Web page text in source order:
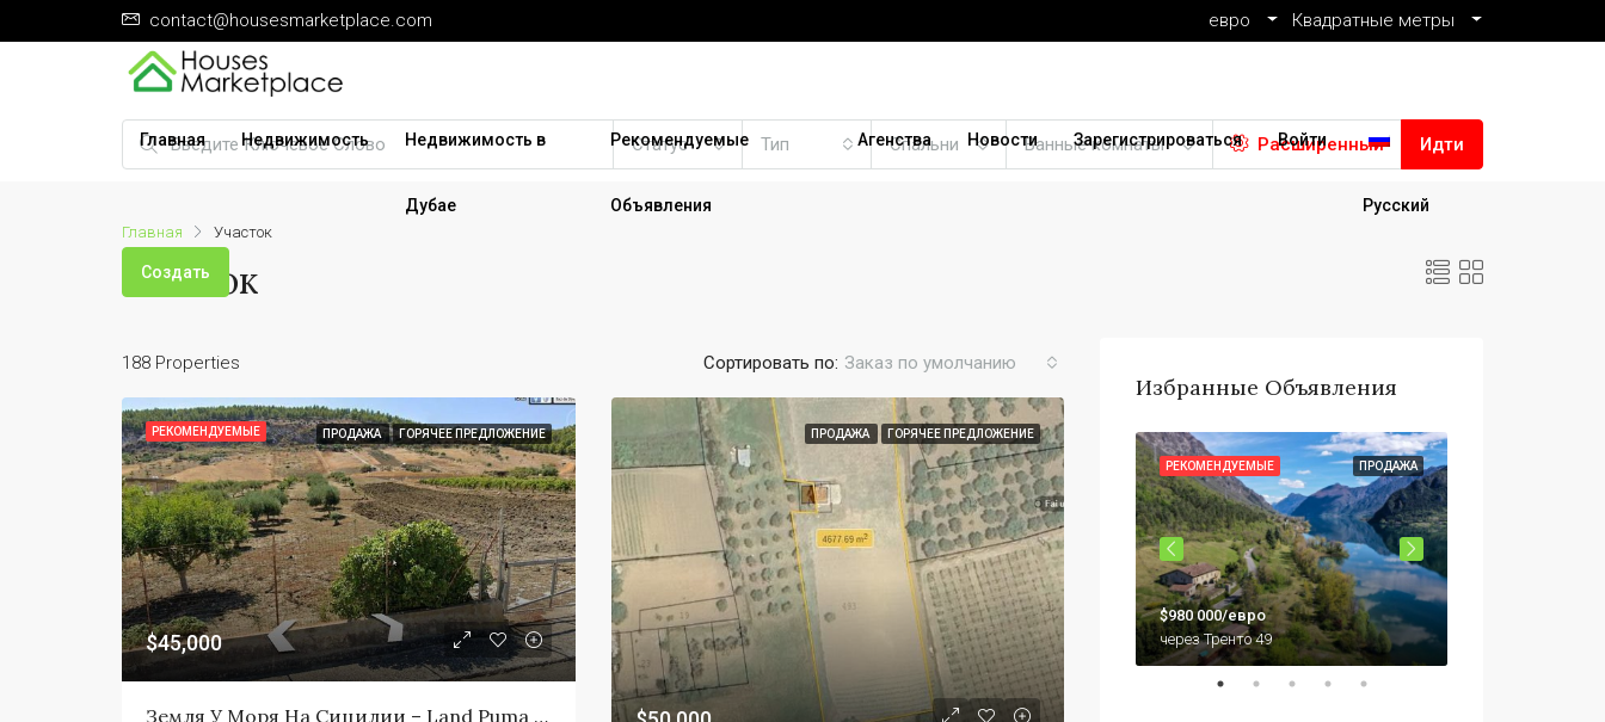
contact@housesmarketplace.com евро Квадратные метры
Главная Недвижимость Недвижимость в
Дубае
Рекомендуемые
Объявления
Агенства Новости Зарегистрироваться Войти
Русский
Создать
Статус Тип Спальни Ванные комнаты Расширенный Идти
Главная Участок
Участок
188 Properties Сортировать по: Заказ по умолчанию
РЕКОМЕНДУЕМЫЕ ПРОДАЖА ГОРЯЧЕЕ ПРЕДЛОЖЕНИЕ
$45,000
Земля У Моря На Сицилии – Land Puma Siculiana
ПРОДАЖА ГОРЯЧЕЕ ПРЕДЛОЖЕНИЕ
Избранные Объявления
ПРОДАЖА
РЕКОМЕНДУЕМЫЕ
$139,000
Торре Макауда
ПРОДАЖА
РЕКОМЕНДУЕМЫЕ
$980 000/евро
через Тренто 49